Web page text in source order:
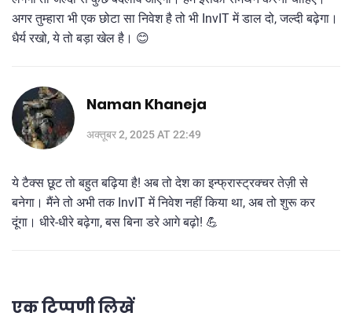
अगर तुम्हारा भी एक छोटा सा निवेश है तो भी InvIT में डाल दो, जल्दी बढ़ेगा।
धैर्य रखो, ये तो बड़ा खेल है। 😊
Naman Khaneja
अक्तूबर 2, 2025 AT 22:49
ये टैक्स छूट तो बहुत बढ़िया है! अब तो देश का इन्फ्रास्ट्रक्चर तेज़ी से
बनेगा। मैंने तो अभी तक InvIT में निवेश नहीं किया था, अब तो शुरू कर
दूंगा। धीरे-धीरे बढ़ेगा, बस बिना डरे आगे बढ़ो! 💪
एक टिप्पणी लिखें